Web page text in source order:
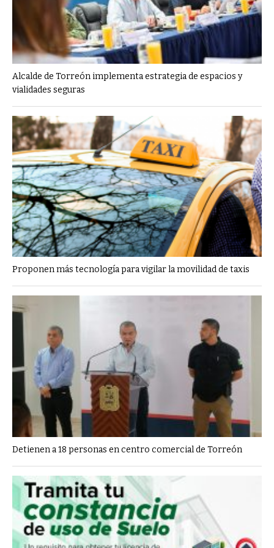
Alcalde de Torreón implementa estrategia de espacios y
vialidades seguras
Proponen más tecnología para vigilar la movilidad de taxis
Detienen a 18 personas en centro comercial de Torreón